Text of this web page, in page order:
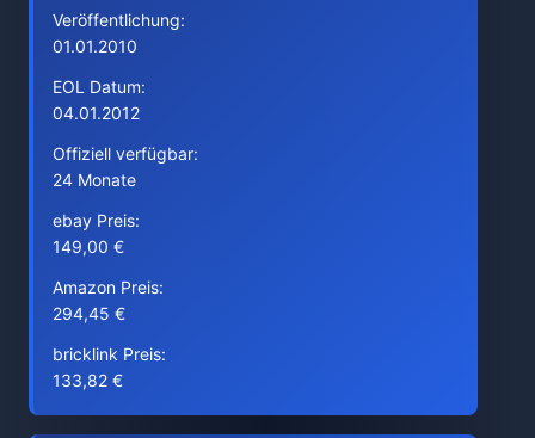
Veröffentlichung:
01.01.2010
EOL Datum:
04.01.2012
Offiziell verfügbar:
24 Monate
ebay Preis:
149,00 €
Amazon Preis:
294,45 €
bricklink Preis:
133,82 €